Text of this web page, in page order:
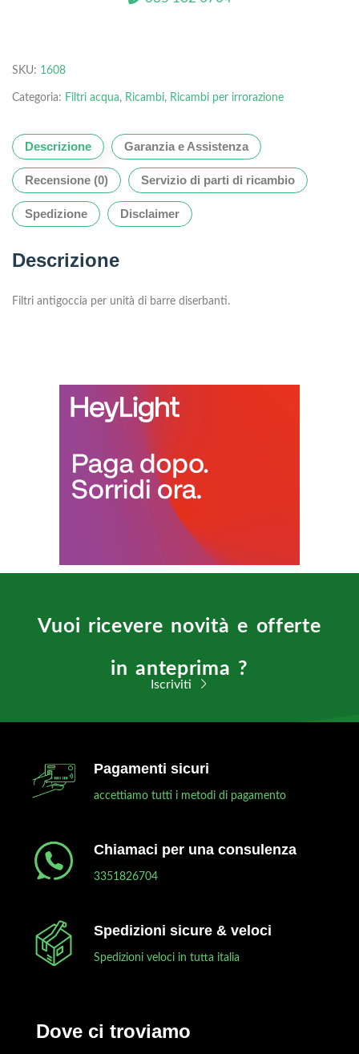
SKU: 1608
Categoria: Filtri acqua, Ricambi, Ricambi per irrorazione
Descrizione Garanzia e Assistenza
Recensione (0) Servizio di parti di ricambio
Spedizione Disclaimer
Descrizione
Filtri antigoccia per unità di barre diserbanti.
Vuoi ricevere novità e offerte
in anteprima ?
Iscriviti
Pagamenti sicuri
accettiamo tutti i metodi di pagamento
Chiamaci per una consulenza
3351826704
Spedizioni sicure & veloci
Spedizioni veloci in tutta italia
Dove ci troviamo